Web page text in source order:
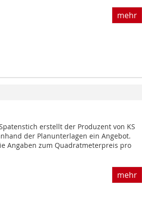
mehr
erstellt der Produzent von KS
der Planunterlagen ein Angebot.
Angaben zum Quadratmeterpreis pro
mehr